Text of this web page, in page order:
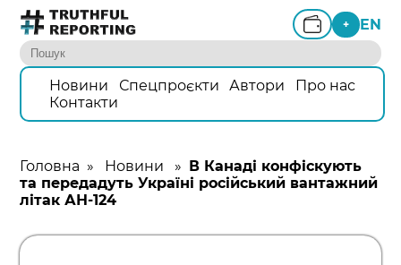
+ EN
Новини Спецпроєкти Автори
Про нас
Контакти
Головна » Новини » В Канаді конфіскують
та передадуть Україні російський вантажний
літак АН-124